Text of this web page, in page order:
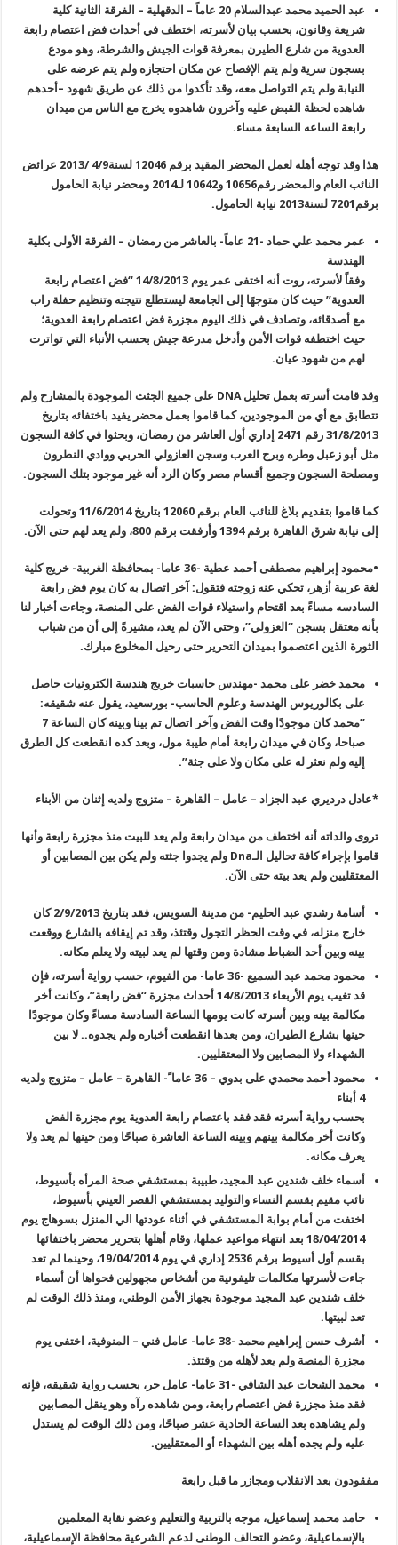
عبد الحميد محمد عبدالسلام 20 عاماً – الدقهلية – الفرقة الثانية كلية
شريعة وقانون، بحسب بيان لأسرته، اختطف في أحداث فض اعتصام رابعة
العدوية من شارع الطيرن بمعرفة قوات الجيش والشرطة، وهو مودع
بسجون سرية ولم يتم الإفصاح عن مكان احتجازه ولم يتم عرضه على
النيابة ولم يتم التواصل معه، وقد تأكدوا من ذلك عن طريق شهود –أحدهم
شاهده لحظة القبض عليه وآخرون شاهدوه يخرج مع الناس من ميدان
رابعة الساعه السابعة مساء.
هذا وقد توجه أهله لعمل المحضر المقيد برقم12046
لسنة4/9 /2013 عرائض
النائب العام والمحضر رقم10656 و10642 لـ2014 ومحضر نيابة الحامول
برقم7201 لسنة2013 نيابة الحامول
.
عمر محمد علي حماد -21 عاماً- بالعاشر من رمضان – الفرقة الأولى بكلية
الهندسة
وفقاً لأسرته، روت أنه اختفى عمر يوم 14/8/2013 “فض اعتصام رابعة
العدوية”حيث كان متوجهًا إلى الجامعة ليستطلع نتيجته وتنظيم حفلة راب
مع أصدقائه، وتصادف في ذلك اليوم مجزرة فض اعتصام رابعة العدوية؛
حيث اختطفه قوات الأمن وأدخل مدرعة جيش بحسب الأنباء التي تواترت
لهم من شهود عيان.
وقد قامت أسرته بعمل تحليل DNA
على جميع الجثث الموجودة بالمشارح ولم
تتطابق مع أي من الموجودين، كما قاموا بعمل محضر يفيد باختفائه بتاريخ
31/8/2013 رقم 2471 إداري أول العاشر من رمضان، وبحثوا في كافة السجون
مثل أبو زعبل وطره وبرج العرب وسجن العازولي الحربي ووادي النطرون
ومصلحة السجون وجميع أقسام مصر وكان الرد أنه غير موجود بتلك السجون.
كما قاموا بتقديم بلاغ للنائب العام برقم12060
بتاريخ 11/6/2014 وتحولت
إلى نيابة شرق القاهرة برقم 1394 وأرفقت برقم 800، ولم يعد لهم حتى الآن
.
•
محمود إبراهيم مصطفى أحمد عطية -36 عاما- بمحافظة الغربية- خريج كلية
لغة عربية أزهر، تحكي عنه زوجته فتقول: آخر اتصال به كان يوم فض رابعة
السادسه مساءً بعد اقتحام واستيلاء قوات الفض على المنصة، وجاءت أخبار لنا
بأنه معتقل بسجن “العزولي”، وحتى الآن لم يعد، مشيرةً إلى أن من شباب
الثورة الذين اعتصموا بميدان التحرير حتى رحيل المخلوع مبارك.
محمد خضر على محمد -مهندس حاسبات خريج هندسة الكترونيات حاصل
على بكالوريوس الهندسة وعلوم الحاسب- بورسعيد، يقول عنه شقيقه:
”محمد كان موجودًا وقت الفض وآخر اتصال تم بينا وبينه كان الساعة 7
صباحا، وكان في ميدان رابعة أمام طيبة مول، وبعد كده انقطعت كل الطرق
إليه ولم نعثر له على مكان ولا على جثة”.
*عادل درديري عبد الجزاد – عامل – القاهرة – متزوج ولديه إثنان من الأبناء
تروى والداته أنه اختطف من ميدان رابعة ولم يعد للبيت منذ مجزرة رابعة وأنها
قاموا بإجراء كافة تحاليل الـDna ولم يجدوا جثته ولم يكن بين المصابين أو
المعتقليين ولم يعد بيته حتى الآن.
أسامة رشدي عبد الحليم- من مدينة السويس، فقد بتاريخ 2/9/2013 كان
خارج منزله، في وقت الحظر التجول وقتئذ، وقد تم إيقافه بالشارع ووقعت
بينه وبين أحد الضباط مشادة ومن وقتها لم يعد لبيته ولا يعلم مكانه.
محمود محمد عبد السميع -36 عاما- من الفيوم، حسب رواية أسرته، فإن
قد تغيب يوم الأربعاء 14/8/2013 أحداث مجزرة
“فض رابعة”، وكانت أخر
مكالمة بينه وبين أسرته كانت يومها الساعة السادسة مساءً وكان موجودًا
حينها بشارع الطيران، ومن بعدها انقطعت أخباره ولم يجدوه.. لا بين
الشهداء ولا المصابين ولا المعتقليين.
محمود أحمد محمدي على بدوي – 36 عاما ً- القاهرة – عامل – متزوج ولديه
4 أبناء
بحسب رواية أسرته فقد فقد باعتصام رابعة العدوية يوم مجزرة الفض
وكانت أخر مكالمة بينهم وبينه الساعة العاشرة صباحًا ومن حينها لم يعد ولا
يعرف مكانه.
أسماء خلف شندين عبد المجيد، طبيبة بمستشفي صحة المرأه بأسيوط،
نائب مقيم بقسم النساء والتوليد بمستشفي القصر العيني بأسيوط،
اختفت من أمام بوابة المستشفي في أثناء عودتها الي المنزل بسوهاج يوم
18/04/2014 بعد انتهاء مواعيد عملها، وقام أهلها بتحرير محضر باختفائها
بقسم أول أسيوط برقم 2536 إداري في يوم 19/04/2014، وحينما لم تعد
جاءت لأسرتها مكالمات تليفونية من أشخاص مجهولين فحواها أن أسماء
خلف شندين عبد المجيد موجودة بجهاز الأمن الوطني، ومنذ ذلك الوقت لم
تعد لبيتها.
أشرف حسن إبراهيم محمد -38 عاما- عامل فني – المنوفية، اختفى يوم
مجزرة المنصة ولم يعد لأهله من وقتئذ.
محمد الشحات عبد الشافي -31 عاما- عامل حر، بحسب رواية شقيقه، فإنه
فقد منذ مجزرة فض اعتصام رابعة، ومن شاهده رآه وهو ينقل المصابين
ولم يشاهده بعد الساعة الحادية عشر صباحًا، ومن ذلك الوقت لم يستدل
عليه ولم يجده أهله بين الشهداء أو المعتقليين.
مفقودون بعد الانقلاب ومجازر ما قبل رابعة
حامد محمد إسماعيل، موجه بالتربية والتعليم وعضو نقابة المعلمين
بالإسماعيلية، وعضو التحالف الوطنى لدعم الشرعية محافظة الإسماعيلية،